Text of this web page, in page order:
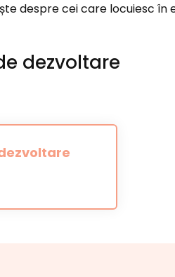
despre cei care locuiesc
dezvoltare